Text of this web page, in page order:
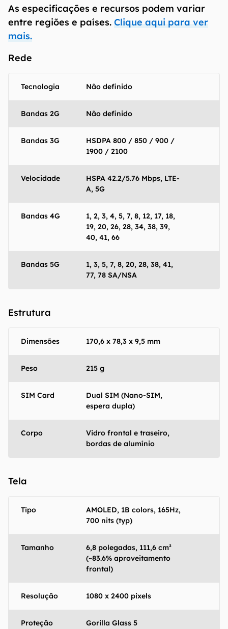
As especificações e recursos podem variar
entre regiões e países. Clique aqui para ver
mais.
Rede
Tecnologia Não definido
Bandas 2G Não definido
Bandas 3G
HSDPA 800 / 850 / 900 /
1900 / 2100
Velocidade
HSPA 42.2/5.76 Mbps, LTE-
A, 5G
Bandas 4G
1, 2, 3, 4, 5, 7, 8, 12, 17, 18,
19, 20, 26, 28, 34, 38, 39,
40, 41, 66
Bandas 5G
1, 3, 5, 7, 8, 20, 28, 38, 41,
77, 78 SA/NSA
Estrutura
Dimensões 170,6 x 78,3 x 9,5 mm
Peso 215 g
SIM Card
Dual SIM (Nano-SIM,
espera dupla)
Corpo
Vidro frontal e traseiro,
bordas de alumínio
Tela
Tipo
AMOLED, 1B colors, 165Hz,
700 nits (typ)
Tamanho
6,8 polegadas, 111,6 cm²
(~83.6% aproveitamento
frontal)
Resolução 1080 x 2400 pixels
Proteção Gorilla Glass 5
O Canaltech mantém esforço constante para
informações presentes em nossas fichas
técnicas, porém tenha em mente que
especificações e recursos podem variar entre
que você visite o site oficial do fabricante ou
confirmar suas características detalhadas e